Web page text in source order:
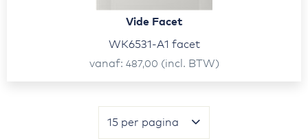
Vide Facet
WK6531-A1 facet
vanaf
487,00 (incl. BTW)